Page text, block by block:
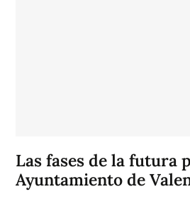
Las fases de la futura
Ayuntamiento de